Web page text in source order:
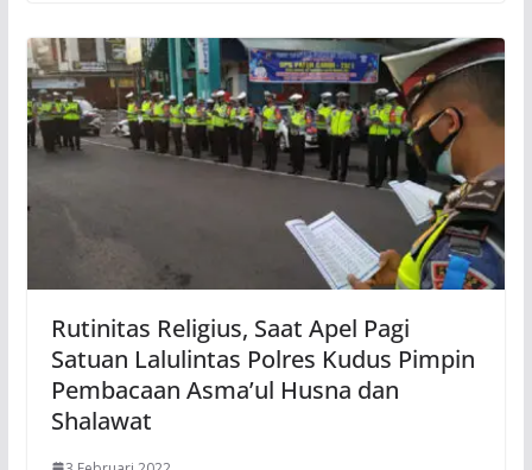
Rutinitas Religius, Saat Apel Pagi
Satuan Lalulintas Polres Kudus Pimpin
Pembacaan Asma’ul Husna dan
Shalawat